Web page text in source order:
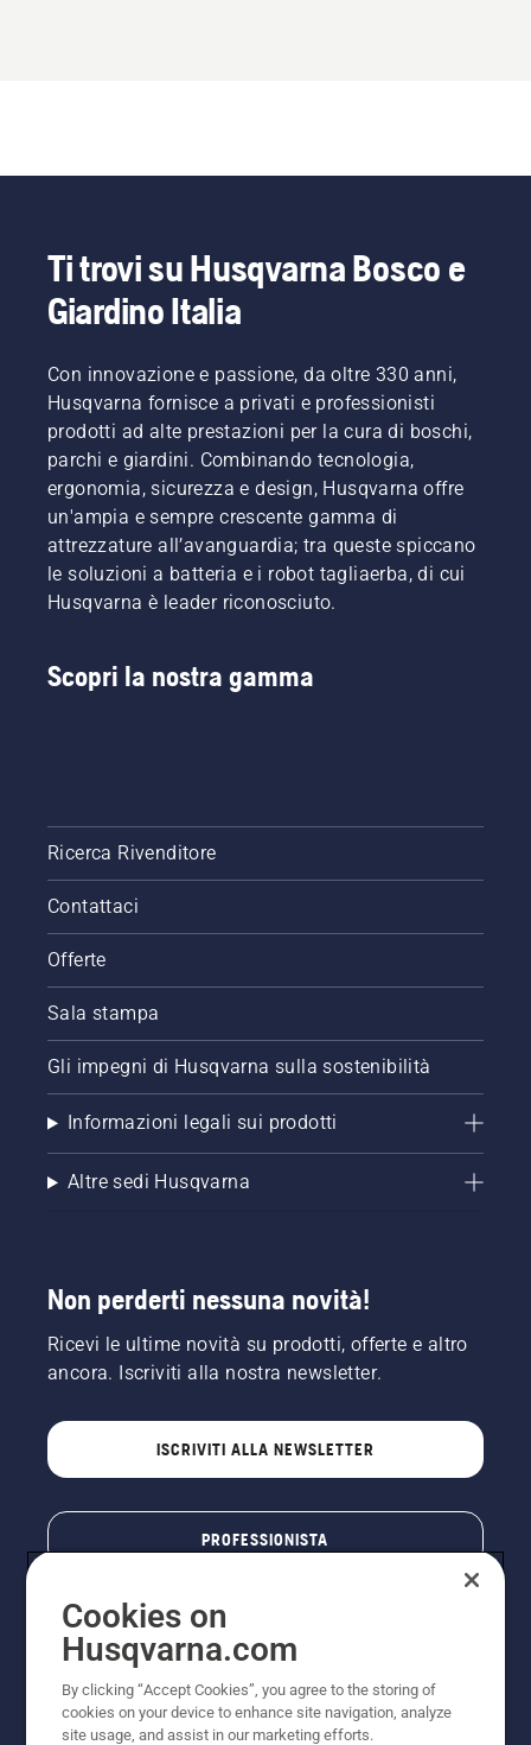
Ti trovi su Husqvarna Bosco e
Giardino Italia
Con innovazione e passione, da oltre 330 anni,
Husqvarna fornisce a privati e professionisti
prodotti ad alte prestazioni per la cura di boschi,
parchi e giardini. Combinando tecnologia,
ergonomia, sicurezza e design, Husqvarna offre
un'ampia e sempre crescente gamma di
attrezzature all’avanguardia; tra queste spiccano
le soluzioni a batteria e i robot tagliaerba, di cui
Husqvarna è leader riconosciuto.
Scopri la nostra gamma
Ricerca Rivenditore
Contattaci
Offerte
Sala stampa
Gli impegni di Husqvarna sulla sostenibilità
Informazioni legali sui prodotti
Altre sedi Husqvarna
Non perderti nessuna novità!
Ricevi le ultime novità su prodotti, offerte e altro
ancora. Iscriviti alla nostra newsletter.
ISCRIVITI ALLA NEWSLETTER
PROFESSIONISTA
Cookies on
Husqvarna.com
By clicking “Accept Cookies”, you agree to the storing of
cookies on your device to enhance site navigation, analyze
site usage, and assist in our marketing efforts.